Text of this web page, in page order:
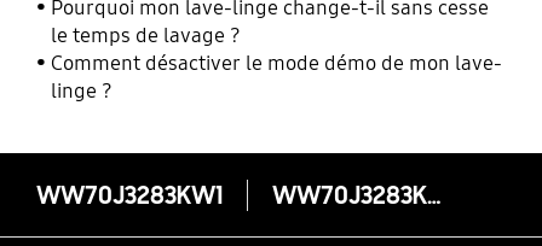
Pourquoi mon lave-linge change-t-il sans cesse
le temps de lavage ?
Comment désactiver le mode démo de mon lave-
linge ?
WW70J3283KW1 WW70J3283KW1